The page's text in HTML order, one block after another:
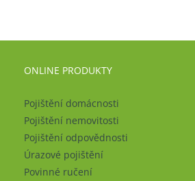
ONLINE PRODUKTY
Pojištění domácnosti
Pojištění nemovitosti
Pojištění odpovědnosti
Úrazové pojištění
Povinné ručení